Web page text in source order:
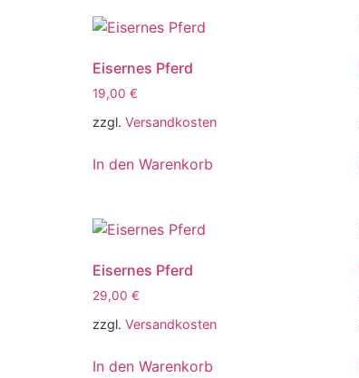
Eisernes Pferd
19,00 €
zzgl. Versandkosten
In den Warenkorb
Eisernes Pferd
29,00 €
zzgl. Versandkosten
In den Warenkorb